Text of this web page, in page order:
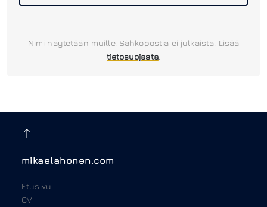
Nimi näytetään muille. Sähköpostia ei julkaista. Lisää
tietosuojasta.
mikaelahonen.com
Etusivu
CV